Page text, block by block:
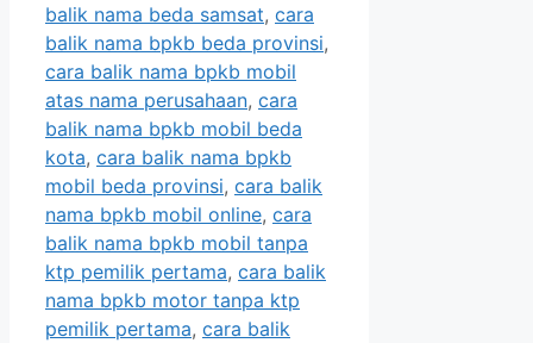
balik nama beda samsat, cara
balik nama bpkb beda provinsi,
cara balik nama bpkb mobil
atas nama perusahaan, cara
balik nama bpkb mobil beda
kota, cara balik nama bpkb
mobil beda provinsi, cara balik
nama bpkb mobil online, cara
balik nama bpkb mobil tanpa
ktp pemilik pertama, cara balik
nama bpkb motor tanpa ktp
pemilik pertama, cara balik